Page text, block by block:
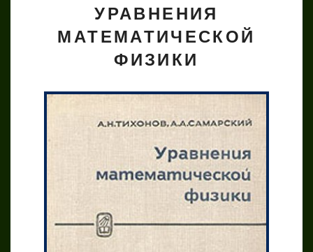
УРАВНЕНИЯ
МАТЕМАТИЧЕСКОЙ
ФИЗИКИ